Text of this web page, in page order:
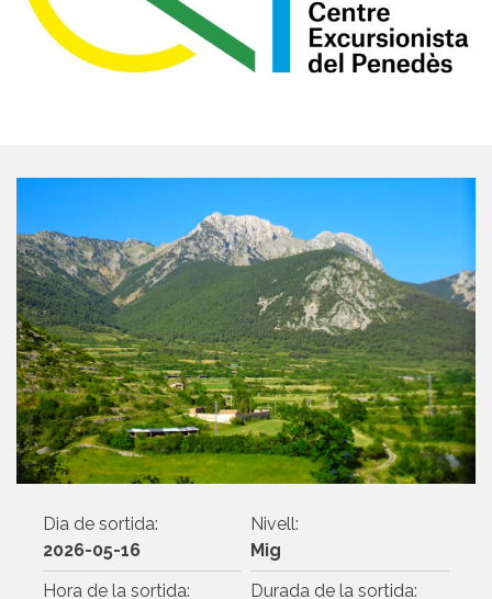
Dia de sortida:
2026-05-16
Nivell:
Mig
Hora de la sortida:
Durada de la sortida: